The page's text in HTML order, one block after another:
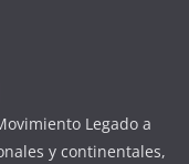
Legado a
y continentales,